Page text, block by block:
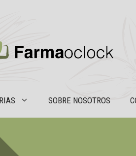
SOBRE NOSOTROS